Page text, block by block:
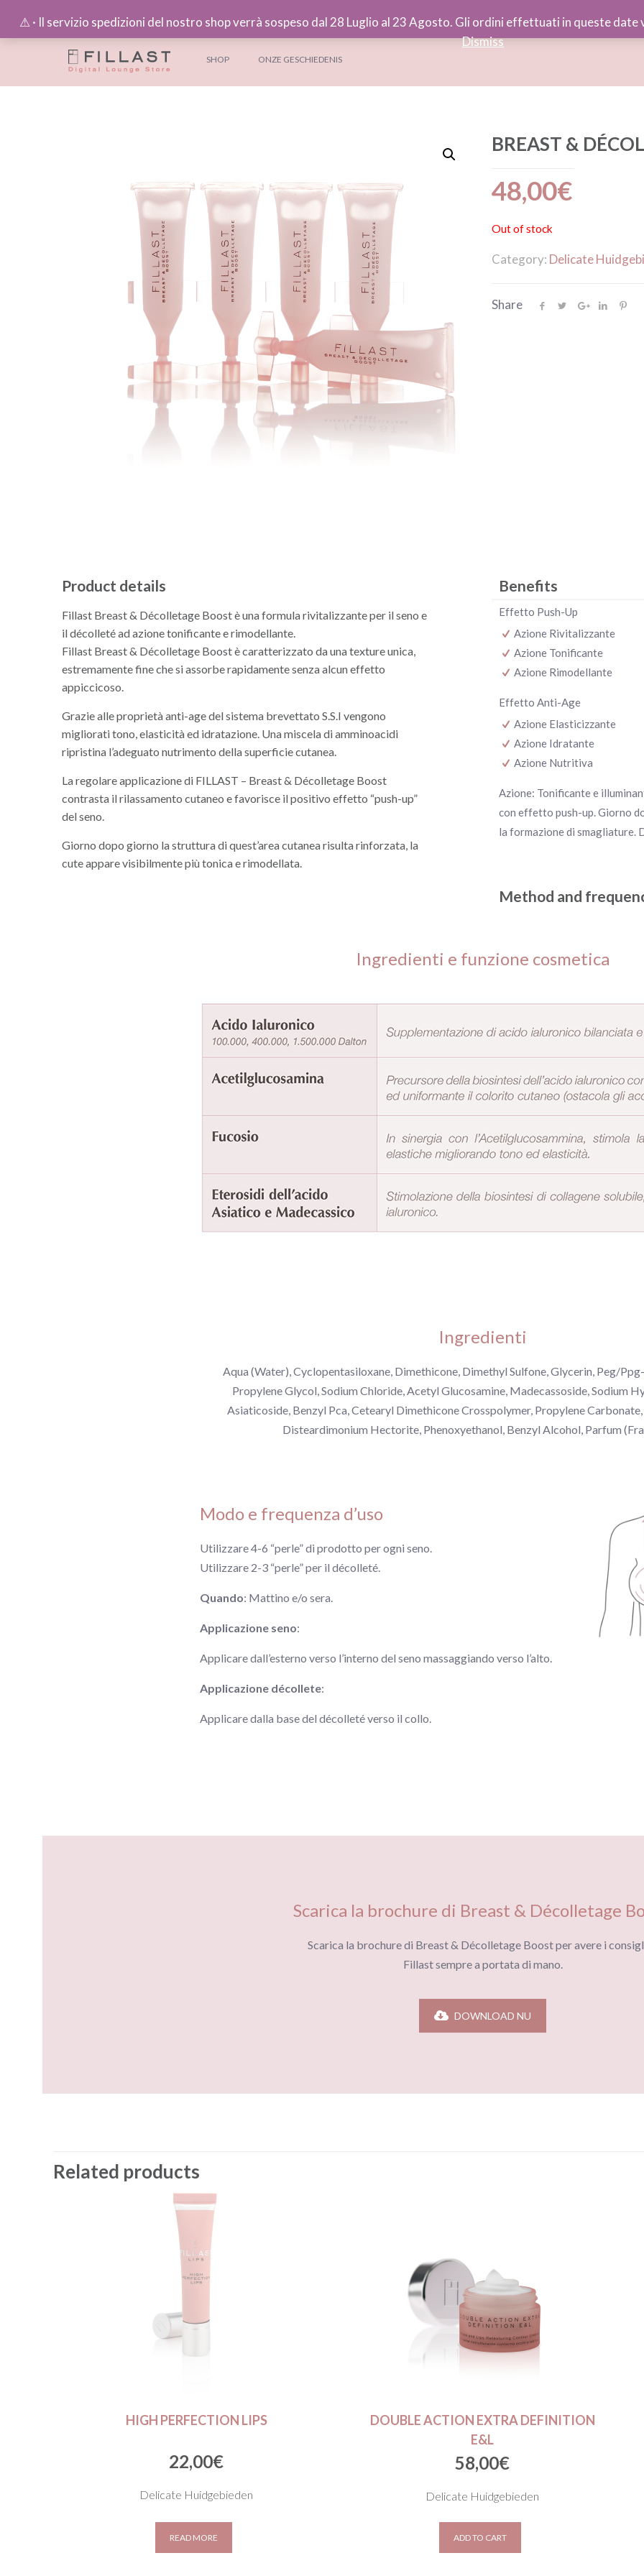
SHOP ONZE GESCHIEDENIS
BREAST &
48,00€
Out of stock
Category: Delicate
Share
Product details
Fillast Breast & Décolletage Boost è una formula rivitalizzante per il seno e
il décolleté ad azione tonificante e rimodellante.
Fillast Breast & Décolletage Boost è caratterizzato da una texture unica,
estremamente fine che si assorbe rapidamente senza alcun effetto
appiccicoso.
Grazie alle proprietà anti-age del sistema brevettato S.S.I vengono
migliorati tono, elasticità ed idratazione. Una miscela di amminoacidi
ripristina l’adeguato nutrimento della superficie cutanea.
La regolare applicazione di FILLAST – Breast & Décolletage Boost
contrasta il rilassamento cutaneo e favorisce il positivo effetto “push-up”
del seno.
Giorno dopo giorno la struttura di quest’area cutanea risulta rinforzata, la
cute appare visibilmente più tonica e rimodellata.
Benefits
Effetto Push-Up
Azione Rivitalizzante
Azione Tonificante
Azione Rimodellante
Effetto Anti-Age
Azione Elasticizzante
Azione Idratante
Azione Nutritiva
Azione: Tonificante e
con effetto push-up. Giorno
la formazione di smagliature.
Method and
Ingredienti e funzione cosmetica
Ingredienti
Aqua (Water), Cyclopentasiloxane, Dimethicone, Dimethyl Sulfone, Glycerin, Peg/
Propylene Glycol, Sodium Chloride, Acetyl Glucosamine, Madecassoside, Sodium
Asiaticoside, Benzyl Pca, Cetearyl Dimethicone Crosspolymer, Propylene
Disteardimonium Hectorite, Phenoxyethanol, Benzyl Alcohol, Parfum
Modo e frequenza d’uso
Utilizzare 4-6 “perle” di prodotto per ogni seno.
Utilizzare 2-3 “perle” per il décolleté.
Quando: Mattino e/o sera.
Applicazione seno:
Applicare dall’esterno verso l’interno del seno massaggiando verso l’alto.
Applicazione décollete:
Applicare dalla base del décolleté verso il collo.
Scarica la brochure di Breast & Décolletage
Scarica la brochure di Breast & Décolletage Boost per avere i
Fillast sempre a portata di mano.
DOWNLOAD NU
Related products
HIGH PERFECTION LIPS
22,00€
Delicate Huidgebieden
READ MORE
DOUBLE ACTION EXTRA DEFINITION
E&L
58,00€
Delicate Huidgebieden
ADD TO CART
⚠︎ · Il servizio spedizioni del nostro shop verrà sospeso dal 28 Luglio al 23 Agosto. Gli ordini effettuati in queste
Dismiss